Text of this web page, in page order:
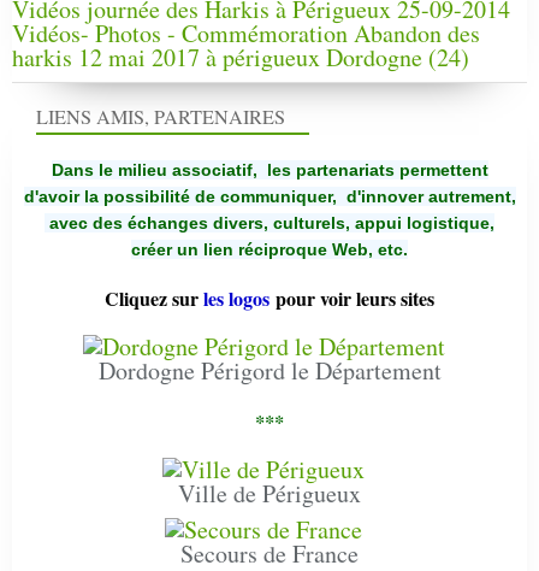
Vidéos journée des Harkis à Périgueux 25-09-2014
Vidéos- Photos - Commémoration Abandon des
harkis 12 mai 2017 à périgueux Dordogne (24)
LIENS AMIS, PARTENAIRES
Dans le milieu associatif, les partenariats permettent
d'avoir la possibilité de communiquer, d'innover autrement,
avec des échanges divers, culturels, appui logistique,
créer un lien réciproque Web, etc.
Cliquez surles logos pour voir leurs sites
Dordogne Périgord le Département
***
Ville de Périgueux
Secours de France